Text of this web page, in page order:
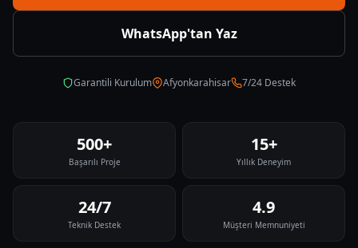
WhatsApp'tan Yaz
Garantili Kurulum Afyonkarahisar 7/24 Destek
500+
Başarılı Proje
15+
Yıllık Deneyim
24/7
Teknik Destek
4.9
Müşteri Memnuniyeti